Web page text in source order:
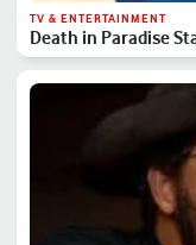
TV & ENTERTAINMENT
Death in Paradise